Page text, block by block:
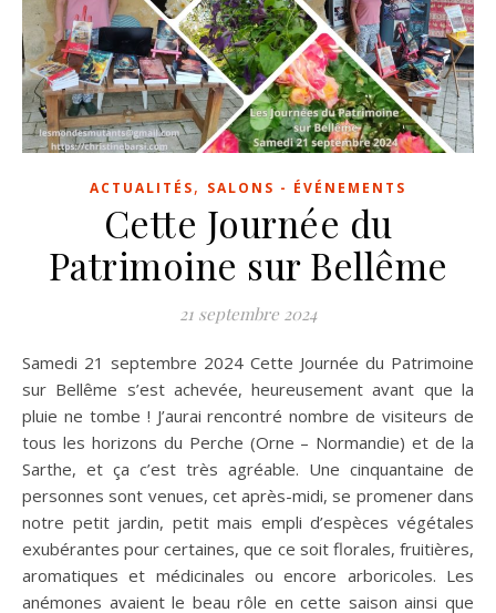
ACTUALITÉS, SALONS - ÉVÉNEMENTS
Cette Journée du
Patrimoine sur Bellême
21 septembre 2024
Samedi 21 septembre 2024 Cette Journée du Patrimoine
sur Bellême s’est achevée, heureusement avant que la
pluie ne tombe ! J’aurai rencontré nombre de visiteurs de
tous les horizons du Perche (Orne – Normandie) et de la
Sarthe, et ça c’est très agréable. Une cinquantaine de
personnes sont venues, cet après-midi, se promener dans
notre petit jardin, petit mais empli d’espèces végétales
exubérantes pour certaines, que ce soit florales, fruitières,
aromatiques et médicinales ou encore arboricoles. Les
anémones avaient le beau rôle en cette saison ainsi que